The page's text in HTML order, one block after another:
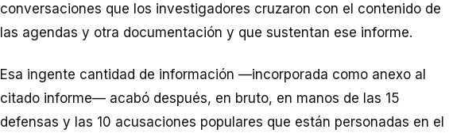
conversaciones que los investigadores cruzaron con el contenido de
las agendas y otra documentación y que sustentan ese informe.
Esa ingente cantidad de información —incorporada como anexo al
citado informe— acabó después, en bruto, en manos de las 15
defensas y las 10 acusaciones populares que están personadas en el